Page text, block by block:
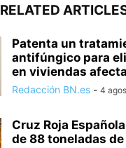
RELATED
Patenta un
antifúngico para
en viviendas
Redacción BN.es - 4
Cruz Roja
de 88 toneladas